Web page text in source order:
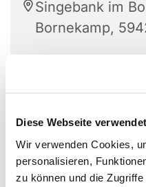
Diese Webseite
Wir verwenden Cookies,
personalisieren,
zu können und die
Singebank im
Bornekamp,